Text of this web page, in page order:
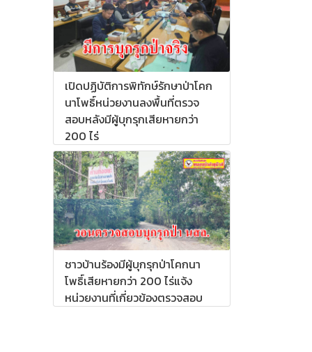
เปิดปฏิบัติการพิทักษ์รักษาป่าโคก
นาโพธิ์หน่วยงานลงพื้นที่ตรวจ
สอบหลังมีผู้บุกรุกเสียหายกว่า
200 ไร่
ชาวบ้านร้องมีผู้บุกรุกป่าโคกนา
โพธิ์เสียหายกว่า 200 ไร่แจ้ง
หน่วยงานที่เกี่ยวข้องตรวจสอบ